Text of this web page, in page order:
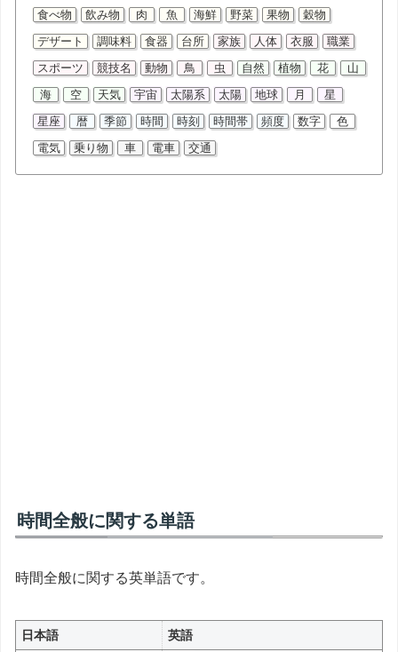
食べ物 飲み物 肉 魚 海鮮 野菜 果物
穀物
デザート
調味料 食器 台所 家族 人体 衣服
職業
スポーツ
競技名 動物 鳥 虫 自然 植物 花
山
海
空 天気 宇宙 太陽系 太陽 地球 月
星
星座
暦 季節 時間 時刻 時間帯 頻度 数字
色
電気
乗り物 車 電車 交通
時間全般に関する単語
時間全般に関する英単語です。
日本語 英語